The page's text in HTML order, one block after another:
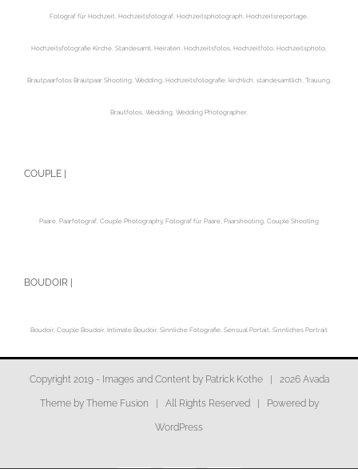
Fotograf für Hochzeit, Hochzeitsfotograf, Hochzeitsphotograph, Hochzeitsreportage,
Hochzeitsfotografie Kirche, Standesamt, Heiraten, Hochzeitsfotos, Hochzeitfoto, Hochzeitsphoto,
Brautpaarfotos Brautpaar Shooting, Wedding, Hochzeitsfotografie, kirchlich, standesamtlich, Trauung,
Brautfotos, Wedding, Wedding Photographer,
COUPLE |
Paare, Paarfotograf, Couple Photography, Fotograf für Paare, Paarshooting, Couple Shooting
BOUDOIR |
Boudoir, Couple Boudoir, Intimate Boudoir, Sinnliche Fotografie, Sensual Portait, Sinnliches Portrait
Copyright 2019 - Images and Content by Patrick Kothe | 2026 Avada
Theme by Theme Fusion | All Rights Reserved | Powered by
WordPress